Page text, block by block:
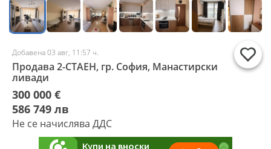
Добавена 03 авг, 11:57 ч.
Продава 2-СТАЕН, гр. София, Манастирски
ливади
300 000 €
586 749 лв
Не се начислява ДДС